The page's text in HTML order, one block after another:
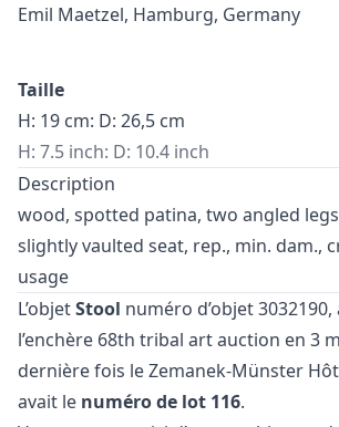
Emil Maetzel, Hamburg, Germany
Taille
H: 19 cm: D: 26,5 cm
H: 7.5 inch: D: 10.4 inch
Description
wood, spotted patina, two angled
slightly vaulted seat, rep., min. dam.,
usage
L’objetStool numéro d’objet
l’enchère 68th tribal art auction en 3
dernière fois le Zemanek-Münster
avait le numéro de lot 116.